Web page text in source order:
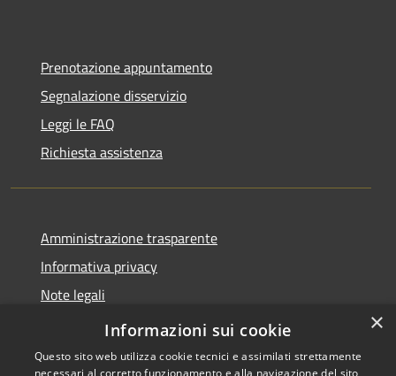
Prenotazione appuntamento
Segnalazione disservizio
Leggi le FAQ
Richiesta assistenza
Amministrazione trasparente
Informativa privacy
Note legali
Dichiarazione di accessibilità
×
Informazioni sui cookie
Questo sito web utilizza cookie tecnici e assimilati strettamente
necessari al corretto funzionamento e alla navigazione del sito,